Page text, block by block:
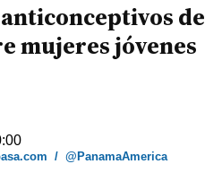
de
mujeres jóvenes
/@PanamaAmerica